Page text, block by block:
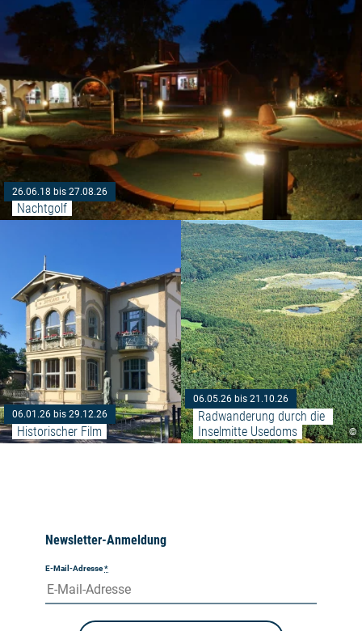
26.06.18 bis 27.08.26
Nachtgolf
06.01.26 bis 29.12.26
Historischer Film
Weiterlesen: "Historischer Film"
©
06.05.26 bis 21.10.26
Radwanderung durch die
Inselmitte Usedoms
Newsletter-Anmeldung
E-Mail-Adresse*